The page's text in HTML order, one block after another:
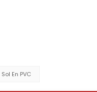
En PVC